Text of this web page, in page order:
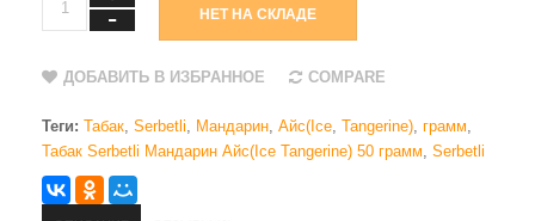
НЕТ НА СКЛАДЕ
ДОБАВИТЬ В ИЗБРАННОЕ COMPARE
Теги: Табак Serbetli Мандарин Айс(Ice Tangerine) грамм
Табак Serbetli Мандарин Айс(Ice Tangerine) 50 грамм Serbetli